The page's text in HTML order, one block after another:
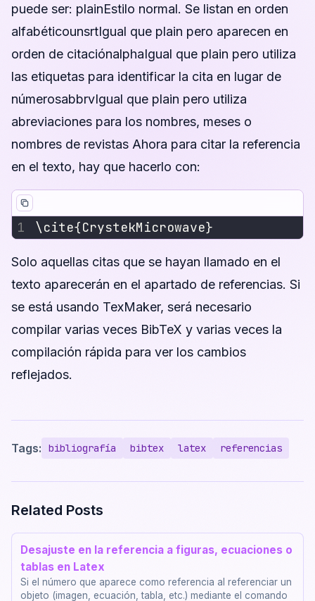
puede ser: plainEstilo normal. Se listan en orden
alfabéticounsrtIgual que plain pero aparecen en
orden de citaciónalphaIgual que plain pero utiliza
las etiquetas para identificar la cita en lugar de
númerosabbrvIgual que plain pero utiliza
abreviaciones para los nombres, meses o
nombres de revistas Ahora para citar la referencia
en el texto, hay que hacerlo con:
Solo aquellas citas que se hayan llamado en el
texto aparecerán en el apartado de referencias. Si
se está usando TexMaker, será necesario
compilar varias veces BibTeX y varias veces la
compilación rápida para ver los cambios
reflejados.
Tags: bibliografía bibtex latex referencias
Related Posts
Desajuste en la referencia a figuras, ecuaciones o
tablas en Latex
Si el número que aparece como referencia al referenciar un
objeto (imagen, ecuación, tabla, etc.) mediante el comando